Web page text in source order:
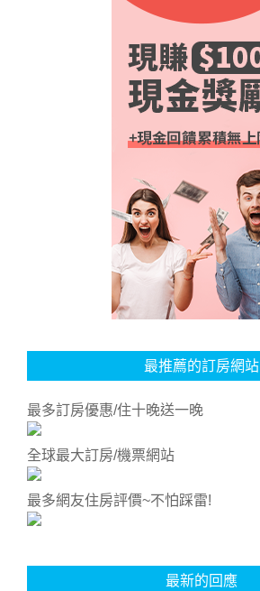
最推薦的訂房網站
最多訂房優惠/住十晚送一晚
全球最大訂房/機票網站
最多網友住房評價~不怕踩雷!
最新的回應